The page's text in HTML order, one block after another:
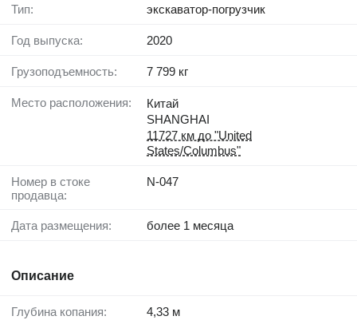
Тип: экскаватор-погрузчик
Год выпуска: 2020
Грузоподъемность: 7 799 кг
Место расположения:
Китай
SHANGHAI
11727 км до "United
States/Columbus"
Номер в стоке
продавца:
N-047
Дата размещения: более 1 месяца
Описание
Глубина копания: 4,33 м